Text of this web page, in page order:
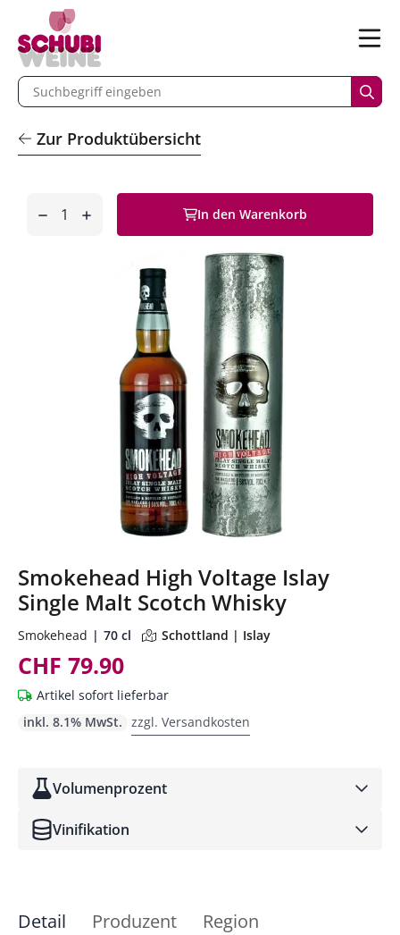
Menü
eingeben
Zur Produktübersicht
In den Warenkorb
Smokehead High Voltage Islay
Single Malt Scotch Whisky
Smokehead 70 cl Schottland | Islay
CHF 79.90
Artikel sofort lieferbar
inkl. 8.1% MwSt. zzgl. Versandkosten
Volumenprozent
Vinifikation
Detail Produzent
Region